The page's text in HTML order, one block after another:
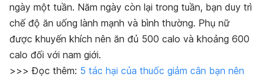
ngày một tuần. Năm ngày còn lại trong tuần, bạn duy trì
chế độ ăn uống lành mạnh và bình thường. Phụ nữ
được khuyến khích nên ăn đủ 500 calo và khoảng 600
calo đối với nam giới.
>>> Đọc thêm: 5 tác hại của thuốc giảm cân bạn nên